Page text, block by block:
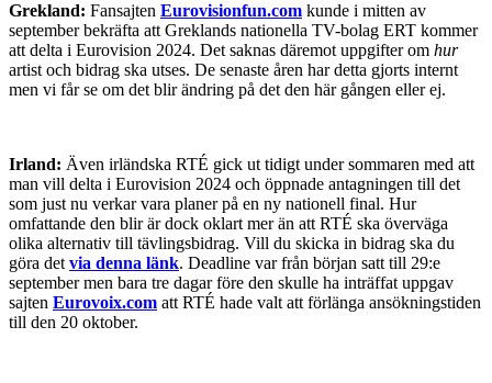
Grekland: Fansajten Eurovisionfun.com kunde i mitten av
september bekräfta att Greklands nationella TV-bolag ERT kommer
att delta i Eurovision 2024. Det saknas däremot uppgifter om hur
artist och bidrag ska utses. De senaste åren har detta gjorts internt
men vi får se om det blir ändring på det den här gången eller ej.
Irland: Även irländska RTÉ gick ut tidigt under sommaren med att
man vill delta i Eurovision 2024 och öppnade antagningen till det
som just nu verkar vara planer på en ny nationell final. Hur
omfattande den blir är dock oklart mer än att RTÉ ska överväga
olika alternativ till tävlingsbidrag. Vill du skicka in bidrag ska du
göra det via denna länk. Deadline var från början satt till 29:e
september men bara tre dagar före den skulle ha inträffat uppgav
sajten Eurovoix.com att RTÉ hade valt att förlänga ansökningstiden
till den 20 oktober.